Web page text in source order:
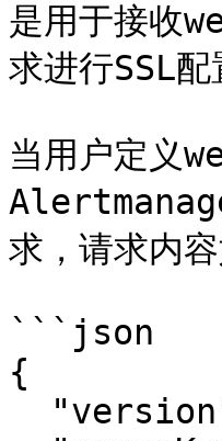
是用于接收
求进行SSL配
当用户定义
求，请求内容
```json
{